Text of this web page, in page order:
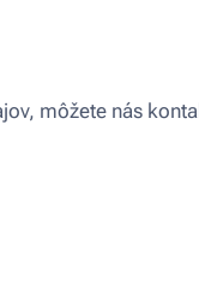
môžete nás